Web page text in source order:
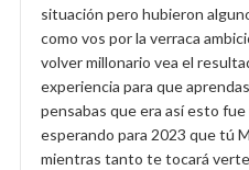
situación pero hubieron
como vos por la verraca
volver millonario vea el
experiencia para que
pensabas que era así esto
esperando para 2023 que tú
mientras tanto te tocará